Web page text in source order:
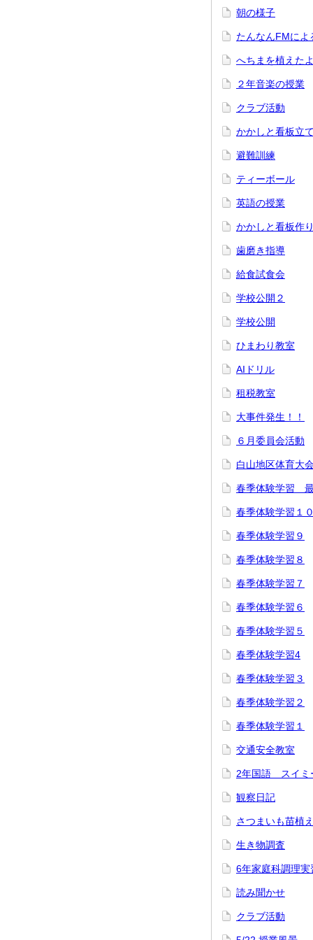
朝の様子
たんなんFMによ
へちまを植えたよ
２年音楽の授業
クラブ活動
かかしと看板立て
避難訓練
ティーボール
英語の授業
かかしと看板作り
歯磨き指導
給食試食会
学校公開２
学校公開
ひまわり教室
AIドリル
租税教室
大事件発生！！
６月委員会活動
白山地区体育大
春季体験学習
春季体験学習１０
春季体験学習９
春季体験学習８
春季体験学習７
春季体験学習６
春季体験学習５
春季体験学習4
春季体験学習３
春季体験学習２
春季体験学習１
交通安全教室
2年国語 スイミ
観察日記
さつまいも苗植え
生き物調査
6年家庭科調理実
読み聞かせ
クラブ活動